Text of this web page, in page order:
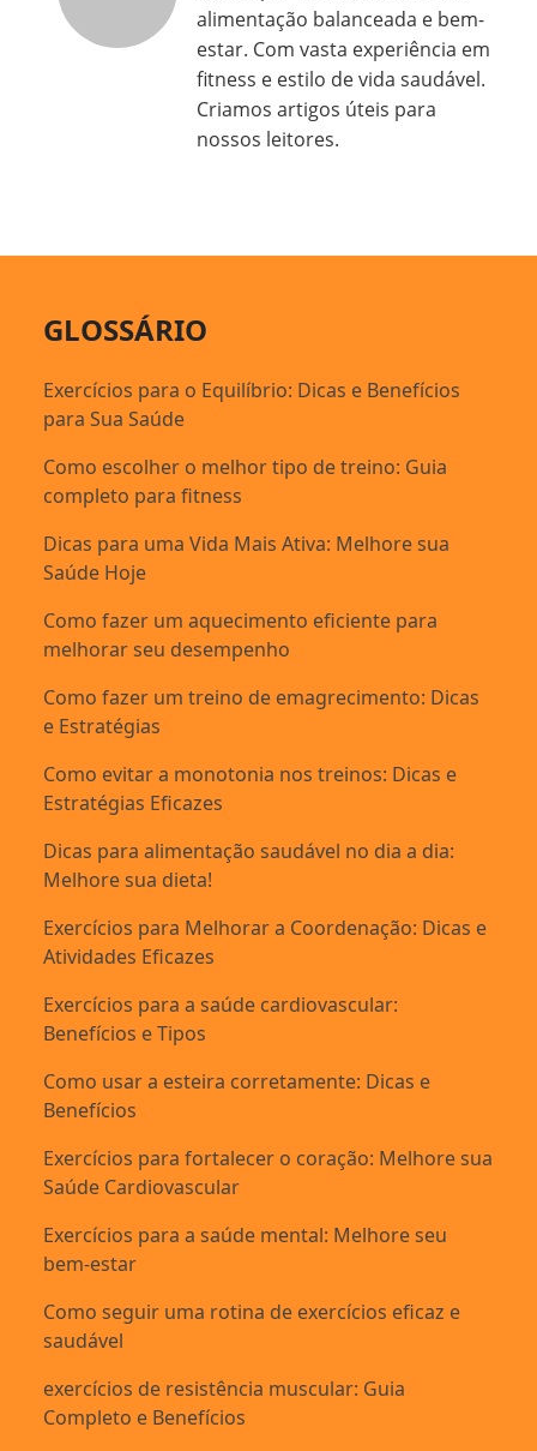
alimentação balanceada e bem-
estar. Com vasta experiência em
fitness e estilo de vida saudável.
Criamos artigos úteis para
nossos leitores.
GLOSSÁRIO
Exercícios para o Equilíbrio: Dicas e Benefícios
para Sua Saúde
Como escolher o melhor tipo de treino: Guia
completo para fitness
Dicas para uma Vida Mais Ativa: Melhore sua
Saúde Hoje
Como fazer um aquecimento eficiente para
melhorar seu desempenho
Como fazer um treino de emagrecimento: Dicas
e Estratégias
Como evitar a monotonia nos treinos: Dicas e
Estratégias Eficazes
Dicas para alimentação saudável no dia a dia:
Melhore sua dieta!
Exercícios para Melhorar a Coordenação: Dicas e
Atividades Eficazes
Exercícios para a saúde cardiovascular:
Benefícios e Tipos
Como usar a esteira corretamente: Dicas e
Benefícios
Exercícios para fortalecer o coração: Melhore sua
Saúde Cardiovascular
Exercícios para a saúde mental: Melhore seu
bem-estar
Como seguir uma rotina de exercícios eficaz e
saudável
exercícios de resistência muscular: Guia
Completo e Benefícios